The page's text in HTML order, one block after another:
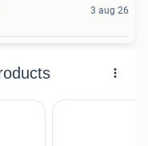
3 aug 26